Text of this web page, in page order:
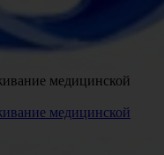
медицинской
медицинской